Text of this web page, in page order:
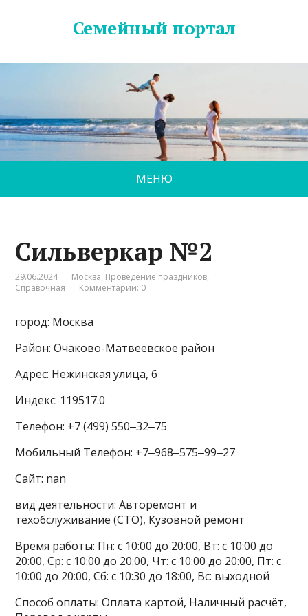
Семейный портал
МЕНЮ
Сильверкар №2
29.06.2024 Москва, Проведение праздников,
Справочная
Комментарии: 0
город: Москва
Район: Очаково-Матвеевское район
Адрес: Нежинская улица, 6
Индекс: 119517.0
Телефон: +7 (499) 550‒32‒75
Мобильный Телефон: +7‒968‒575‒99‒27
Сайт: nan
вид деятельности: Авторемонт и
техобслуживание (СТО), Кузовной ремонт
Время работы: Пн: с 10:00 до 20:00, Вт: с 10:00 до
20:00, Ср: с 10:00 до 20:00, Чт: с 10:00 до 20:00, Пт: с
10:00 до 20:00, Сб: с 10:30 до 18:00, Вс: выходной
Способ оплаты: Оплата картой, Наличный расчёт,